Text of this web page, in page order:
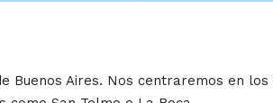
Aires. Nos centraremos en